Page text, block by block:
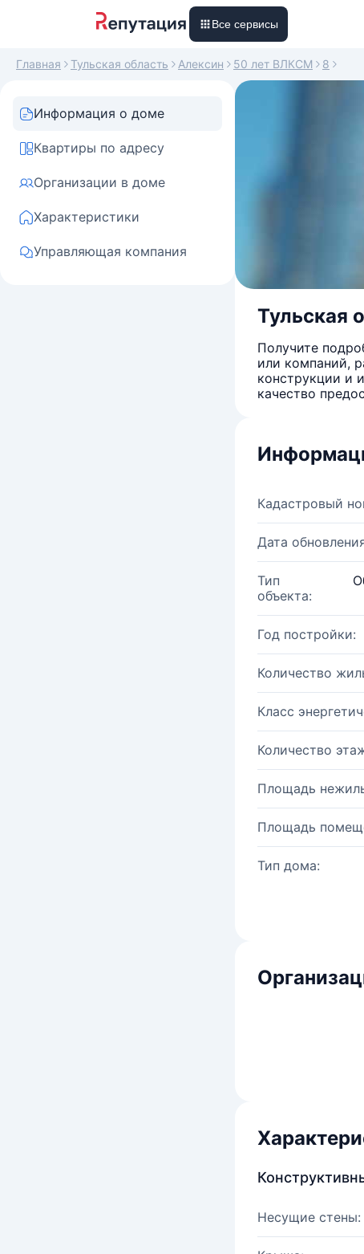
Все сервисы
Главная Тульская область Алексин 50 лет ВЛКСМ 8
Информация о доме
Квартиры по адресу
Организации в доме
Характеристики
Управляющая компания
Тульская
Получите
или компаний,
конструкции и
качество
Кадастровый
Дата
Тип
объекта:
Год постройки:
Количество
Класс
Количество
Площадь
Площадь
Тип дома:
Несущие стены: